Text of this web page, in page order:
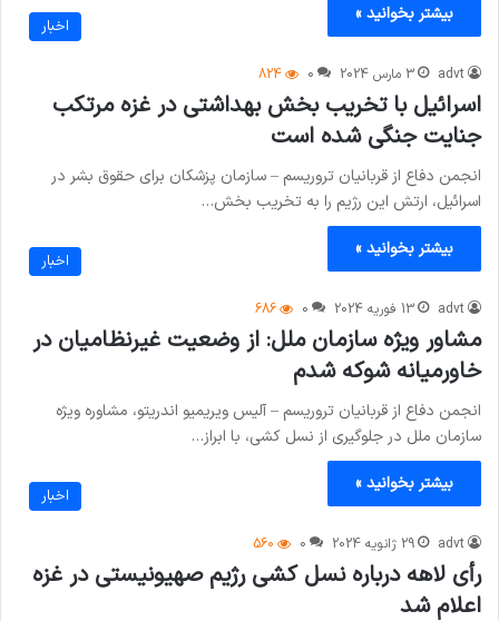
بیشتر بخوانید »
اخبار
advt 3 مارس 2024 0
824
اسرائیل با تخریب بخش بهداشتی در غزه مرتکب
جنایت جنگی شده است
انجمن دفاع از قربانیان تروریسم – سازمان پزشکان برای حقوق بشر در
اسرائیل، ارتش این رژیم را به تخریب بخش…
بیشتر بخوانید »
اخبار
advt 13 فوریه 2024 0
686
مشاور ویژه سازمان ملل: از وضعیت غیرنظامیان در
خاورمیانه شوکه شدم
انجمن دفاع از قربانیان تروریسم – آلیس ویریمیو اندریتو، مشاوره ویژه
سازمان ملل در جلوگیری از نسل کشی، با ابراز…
بیشتر بخوانید »
اخبار
advt 29 ژانویه 2024 0
560
رأی لاهه درباره نسل کشی رژیم صهیونیستی در غزه
اعلام شد